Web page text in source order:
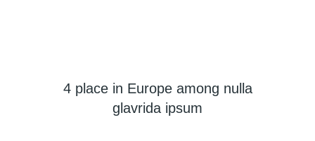
4 place in Europe among nulla
glavrida ipsum